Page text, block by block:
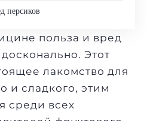
персиков
польза и вред
Этот
лакомство для
и сладкого, этим
среди всех